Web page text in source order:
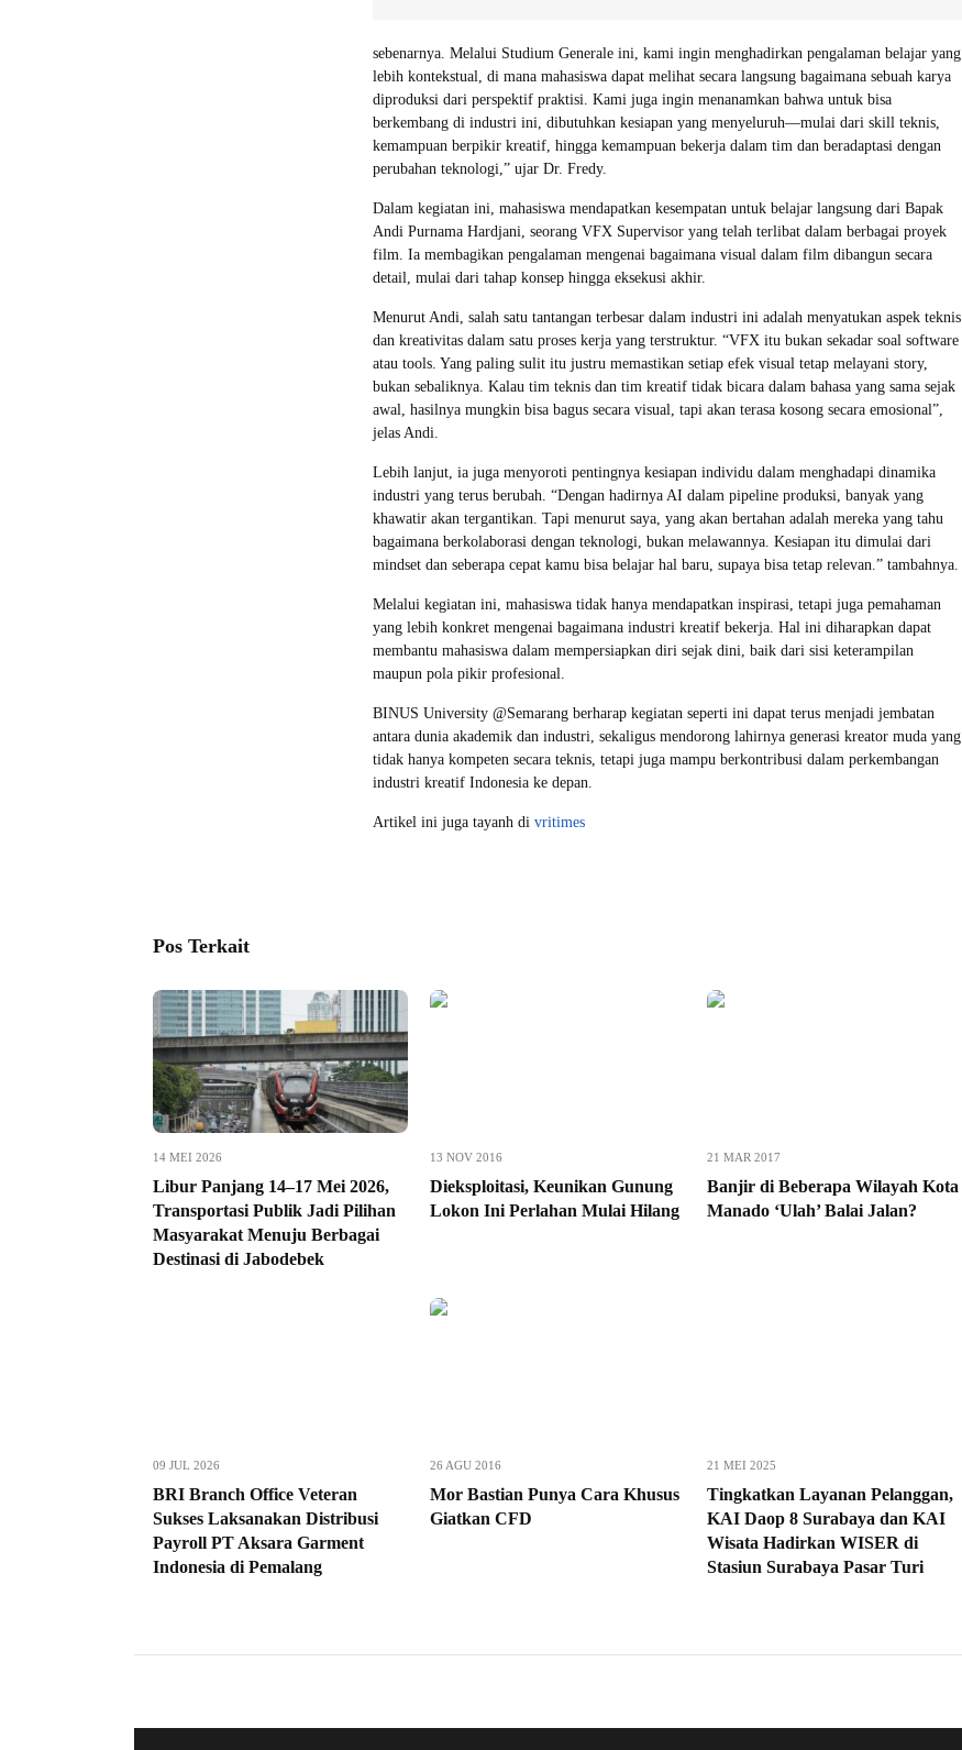
sebenarnya. Melalui Studium Generale ini, kami ingin menghadirkan pengalaman belajar yang
lebih kontekstual, di mana mahasiswa dapat melihat secara langsung bagaimana sebuah karya
diproduksi dari perspektif praktisi. Kami juga ingin menanamkan bahwa untuk bisa
berkembang di industri ini, dibutuhkan kesiapan yang menyeluruh—mulai dari skill teknis,
kemampuan berpikir kreatif, hingga kemampuan bekerja dalam tim dan beradaptasi dengan
perubahan teknologi,” ujar Dr. Fredy.
Dalam kegiatan ini, mahasiswa mendapatkan kesempatan untuk belajar langsung dari Bapak
Andi Purnama Hardjani, seorang VFX Supervisor yang telah terlibat dalam berbagai proyek
film. Ia membagikan pengalaman mengenai bagaimana visual dalam film dibangun secara
detail, mulai dari tahap konsep hingga eksekusi akhir.
Menurut Andi, salah satu tantangan terbesar dalam industri ini adalah menyatukan aspek teknis
dan kreativitas dalam satu proses kerja yang terstruktur. “VFX itu bukan sekadar soal software
atau tools. Yang paling sulit itu justru memastikan setiap efek visual tetap melayani story,
bukan sebaliknya. Kalau tim teknis dan tim kreatif tidak bicara dalam bahasa yang sama sejak
awal, hasilnya mungkin bisa bagus secara visual, tapi akan terasa kosong secara emosional”,
jelas Andi.
Lebih lanjut, ia juga menyoroti pentingnya kesiapan individu dalam menghadapi dinamika
industri yang terus berubah. “Dengan hadirnya AI dalam pipeline produksi, banyak yang
khawatir akan tergantikan. Tapi menurut saya, yang akan bertahan adalah mereka yang tahu
bagaimana berkolaborasi dengan teknologi, bukan melawannya. Kesiapan itu dimulai dari
mindset dan seberapa cepat kamu bisa belajar hal baru, supaya bisa tetap relevan.” tambahnya.
Melalui kegiatan ini, mahasiswa tidak hanya mendapatkan inspirasi, tetapi juga pemahaman
yang lebih konkret mengenai bagaimana industri kreatif bekerja. Hal ini diharapkan dapat
membantu mahasiswa dalam mempersiapkan diri sejak dini, baik dari sisi keterampilan
maupun pola pikir profesional.
BINUS University @Semarang berharap kegiatan seperti ini dapat terus menjadi jembatan
antara dunia akademik dan industri, sekaligus mendorong lahirnya generasi kreator muda yang
tidak hanya kompeten secara teknis, tetapi juga mampu berkontribusi dalam perkembangan
industri kreatif Indonesia ke depan.
Artikel ini juga tayanh di vritimes
Pos Terkait
14 MEI 2026
Libur Panjang 14–17 Mei 2026,
Transportasi Publik Jadi Pilihan
Masyarakat Menuju Berbagai
Destinasi di Jabodebek
13 NOV 2016
Dieksploitasi, Keunikan Gunung
Lokon Ini Perlahan Mulai Hilang
21 MAR 2017
Banjir di Beberapa Wilayah Kota
Manado ‘Ulah’ Balai Jalan?
09 JUL 2026
BRI Branch Office Veteran
Sukses Laksanakan Distribusi
Payroll PT Aksara Garment
Indonesia di Pemalang
26 AGU 2016
Mor Bastian Punya Cara Khusus
Giatkan CFD
21 MEI 2025
Tingkatkan Layanan Pelanggan,
KAI Daop 8 Surabaya dan KAI
Wisata Hadirkan WISER di
Stasiun Surabaya Pasar Turi